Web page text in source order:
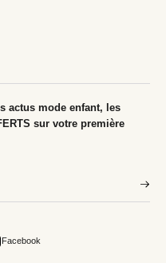
actus mode enfant, les
sur votre première
Facebook